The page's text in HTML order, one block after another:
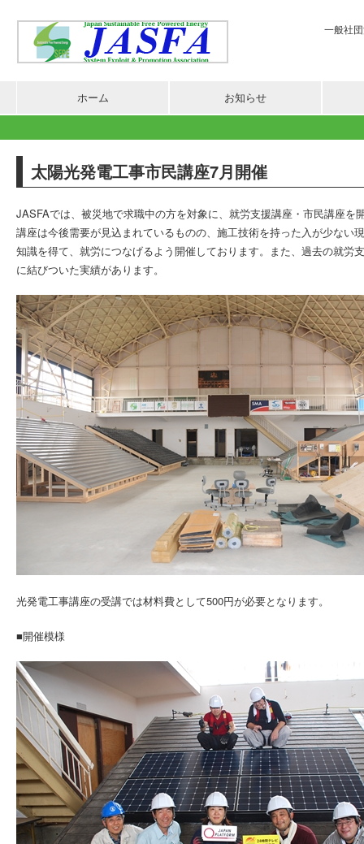
一般社
ホーム お知らせ
太陽光発電工事市民講座7月開催
JASFAでは、被災地で求職中の方を対象に、就労支援講座・市民講座を
講座は今後需要が見込まれているものの、施工技術を持った入が少ない
知識を得て、就労につなげるよう開催しております。また、過去の就労
に結びついた実績があります。
光発電工事講座の受講では材料費として500円が必要となります。
■開催模様